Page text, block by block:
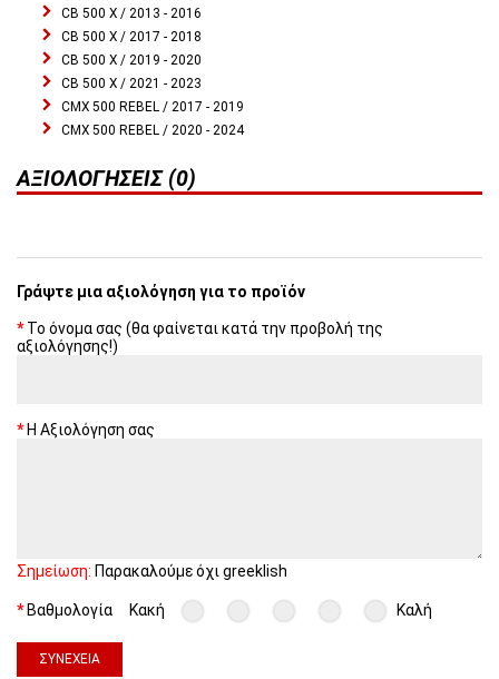
CB 500 X / 2013 - 2016
CB 500 X / 2017 - 2018
CB 500 X / 2019 - 2020
CB 500 X / 2021 - 2023
CMX 500 REBEL / 2017 - 2019
CMX 500 REBEL / 2020 - 2024
ΑΞΙΟΛΟΓΉΣΕΙΣ (0)
Γράψτε μια αξιολόγηση για το προϊόν
Το όνομα σας (θα φαίνεται κατά την προβολή της
αξιολόγησης!)
Η Αξιολόγηση σας
Σημείωση: Παρακαλούμε όχι greeklish
Βαθμολογία Κακή Καλή
ΣΥΝΈΧΕΙΑ